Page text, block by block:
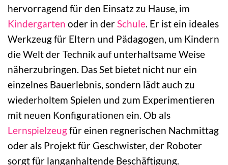
hervorragend für den Einsatz zu Hause, im
Kindergarten oder in derSchule. Er ist ein ideales
Werkzeug für Eltern und Pädagogen, um Kindern
die Welt der Technik auf unterhaltsame Weise
näherzubringen. Das Set bietet nicht nur ein
einzelnes Bauerlebnis, sondern lädt auch zu
wiederholtem Spielen und zum Experimentieren
mit neuen Konfigurationen ein. Ob als
Lernspielzeugfür einen regnerischen Nachmittag
oder als Projekt für Geschwister, der Roboter
sorgt für langanhaltende Beschäftigung.